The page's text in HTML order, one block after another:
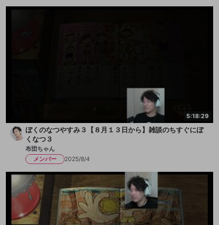
5:18:29
ぼくのなつやすみ３【８月１３日から】雑談のちすぐにぼ
くなつ３
布団ちゃん
メンバー
2025/8/4